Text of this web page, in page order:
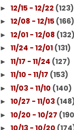
►12/15 - 12/22 (123)
►12/08 - 12/15 (166)
►12/01 - 12/08 (132)
►11/24 - 12/01 (131)
►11/17 - 11/24 (127)
►11/10 - 11/17 (153)
►11/03 - 11/10 (140)
►10/27 - 11/03
►10/20 - 10/27
►10/13 - 10/20